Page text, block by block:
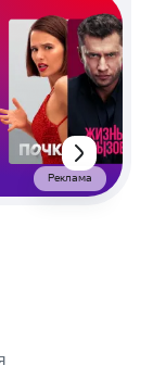
Реклама